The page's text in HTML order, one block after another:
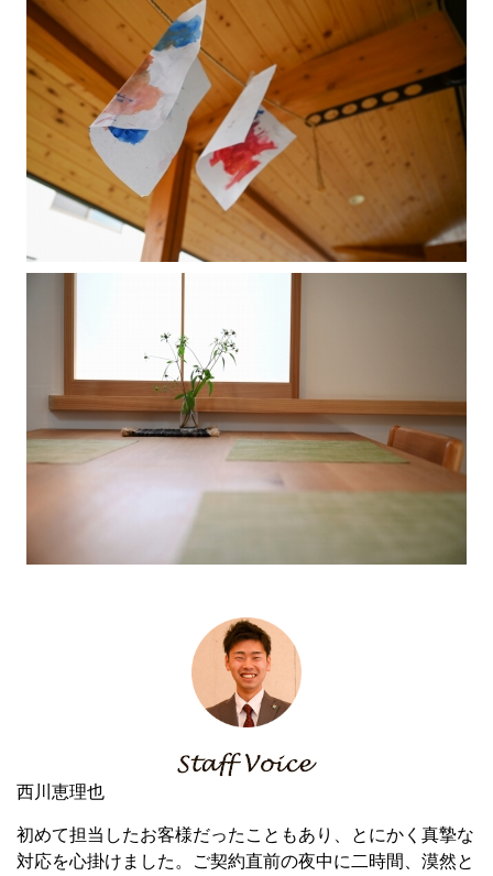
西川恵理也
初めて担当したお客様だったこともあり、とにかく真摯な
対応を心掛けました。ご契約直前の夜中に二時間、漠然と